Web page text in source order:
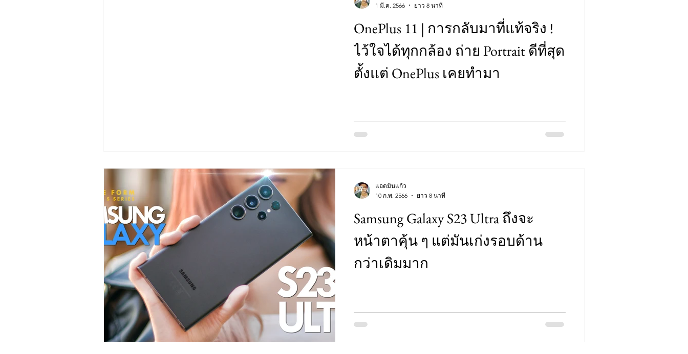
OnePlus 11 | การกลับมาที่แท้จริง !
ไว้ใจได้ทุกกล้อง ถ่าย Portrait ดีที่สุด
ตั้งแต่ OnePlus เคยทำมา
1 มี.ค. 2566
ยาว 8 นาที
Samsung Galaxy S23 Ultra ถึงจะ
หน้าตาคุ้น ๆ แต่มันเก่งรอบด้าน
กว่าเดิมมาก
แอดมินแก้ว
10 ก.พ. 2566
ยาว 8 นาที